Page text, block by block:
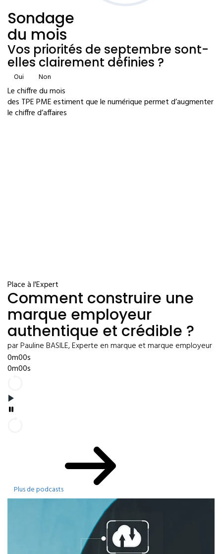
Sondage
du mois
Vos priorités de septembre sont-
elles clairement définies ?
Oui Non
Le chiffre du mois
des TPE PME estiment que le numérique permet d’augmenter
le chiffre d’affaires
Place à l'Expert
Comment construire une
marque employeur
authentique et crédible ?
par Pauline BASILE, Experte en marque et marque employeur
0m00s
0m00s
Plus de podcasts